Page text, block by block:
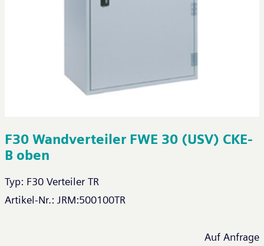
F30 Wandverteiler FWE 30 (USV) CKE-
B oben
Typ: F30 Verteiler TR
Artikel-Nr.: JRM:500100TR
Auf Anfrage